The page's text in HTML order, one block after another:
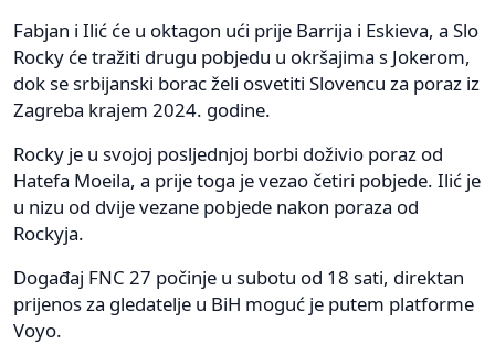
Fabjan i Ilić će u oktagon ući prije Barrija i Eskieva, a Slo
Rocky će tražiti drugu pobjedu u okršajima s Jokerom,
dok se srbijanski borac želi osvetiti Slovencu za poraz iz
Zagreba krajem 2024. godine.
Rocky je u svojoj posljednjoj borbi doživio poraz od
Hatefa Moeila, a prije toga je vezao četiri pobjede. Ilić je
u nizu od dvije vezane pobjede nakon poraza od
Rockyja.
Događaj FNC 27 počinje u subotu od 18 sati, direktan
prijenos za gledatelje u BiH moguć je putem platforme
Voyo.